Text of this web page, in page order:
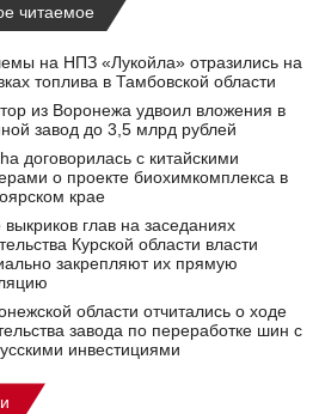
читаемое
на НПЗ «Лукойла» отразились на
топлива в Тамбовской области
из Воронежа удвоил вложения в
завод до 3,5 млрд рублей
договорилась с китайскими
о проекте биохимкомплекса в
крае
глав на заседаниях
Курской области власти
закрепляют их прямую
области отчитались о ходе
завода по переработке шин с
инвестициями